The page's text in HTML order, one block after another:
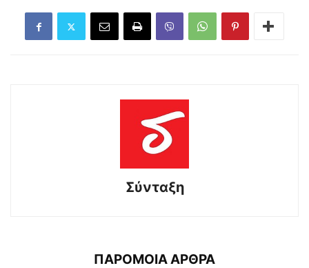
Σύνταξη
ΠΑΡΟΜΟΙΑ ΑΡΘΡΑ